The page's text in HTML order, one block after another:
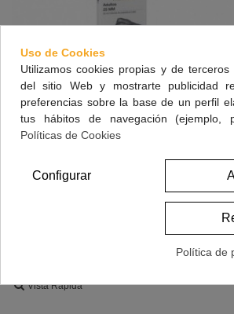
PROFAES4 PROBIOTICO ADULTOS
(MILMILLONES) 30 CAPSULAS
Vista Rápida
Uso de Cookies
Utilizamos cookies propias y de
del sitio Web y mostrarte publicidad
preferencias sobre la base de un perfil
tus hábitos de navegación (ejemplo,
Políticas de Cookies
Configurar
Política de